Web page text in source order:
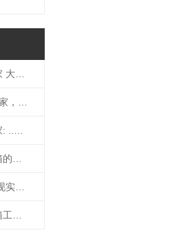
成都航空箱厂家 大揭秘，专业可靠的箱包生产厂家
成都..航空箱厂家，值得信赖的选择
成都航空箱厂家: ..航空物流..之选
关于四川航空箱的种类以及特点
元**+农业照进现实，赋能农业生产
谈谈成都航空箱工艺品箱的制作要求